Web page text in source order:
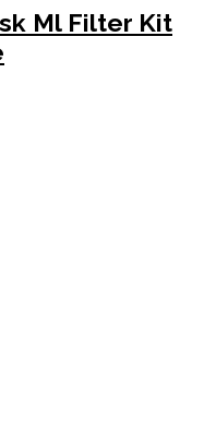
Ml Filter Kit